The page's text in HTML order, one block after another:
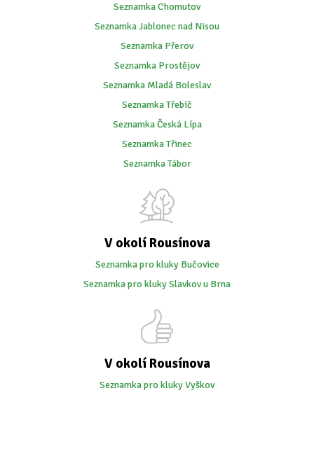
Seznamka Chomutov
Seznamka Jablonec nad Nisou
Seznamka Přerov
Seznamka Prostějov
Seznamka Mladá Boleslav
Seznamka Třebíč
Seznamka Česká Lípa
Seznamka Třinec
Seznamka Tábor
V okolí Rousínova
Seznamka pro kluky Bučovice
Seznamka pro kluky Slavkov u Brna
V okolí Rousínova
Seznamka pro kluky Vyškov